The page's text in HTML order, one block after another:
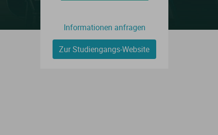
Informationen anfragen
Zur Studiengangs-Website